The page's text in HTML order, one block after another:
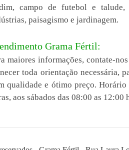
campo de futebol e talude,
paisagismo e jardinagem.
Grama Fértil:
maiores informações, contate-
toda orientação necessária,
qualidade e ótimo preço.
aos sábados das 08:00 as 12:00